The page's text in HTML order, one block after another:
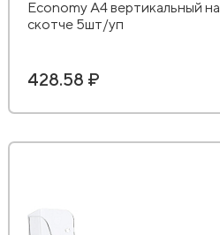
Economy А4 вертикальный на
скотче 5шт/уп
428.58 ₽